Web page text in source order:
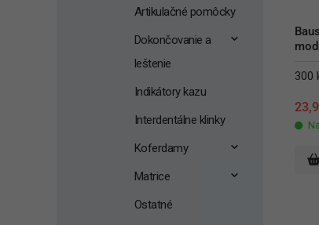
300
Artikulačné pomôcky
Dokončovanie a
leštenie
Indikátory kazu
Interdentálne klinky
Koferdamy
Matrice
Ostatné